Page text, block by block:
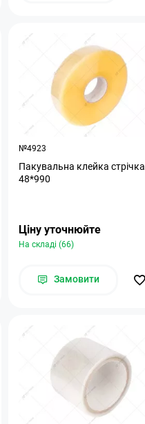
№4923
Пакувальна клейка стрічка
48*990
Ціну уточнюйте
На складі (66)
Замовити